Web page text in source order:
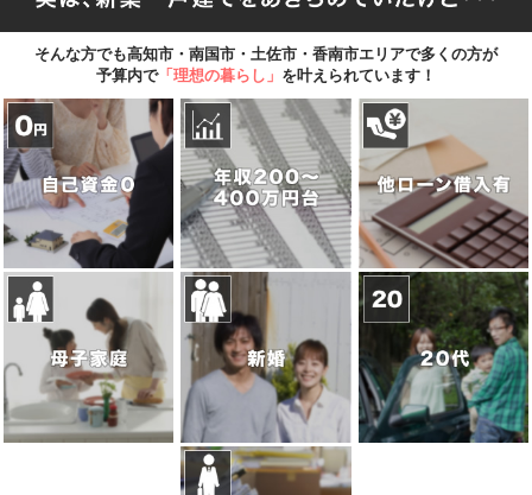
そんな方でも高知市・南国市・土佐市・香南市エリアで多くの方が
予算内で「理想の暮らし」 を叶えられています！